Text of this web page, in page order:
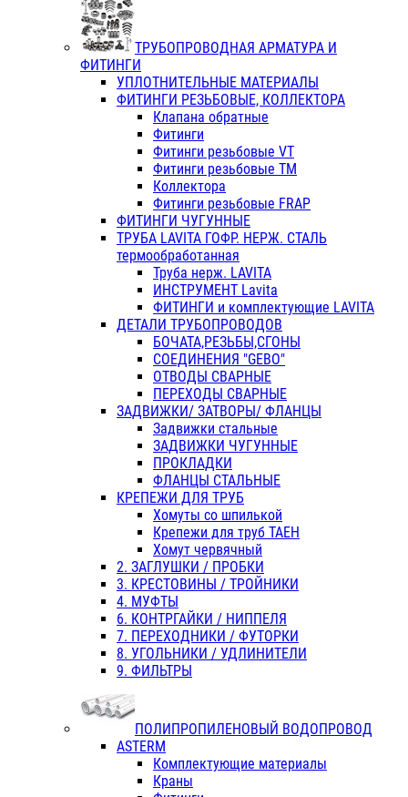
ТРУБОПРОВОДНАЯ АРМАТУРА И
ФИТИНГИ
УПЛОТНИТЕЛЬНЫЕ МАТЕРИАЛЫ
ФИТИНГИ РЕЗЬБОВЫЕ, КОЛЛЕКТОРА
Клапана обратные
Фитинги
Фитинги резьбовые VT
Фитинги резьбовые ТМ
Коллектора
Фитинги резьбовые FRAP
ФИТИНГИ ЧУГУННЫЕ
ТРУБА LAVITA ГОФР. НЕРЖ. СТАЛЬ
термообработанная
Труба нерж. LAVITA
ИНСТРУМЕНТ Lavita
ФИТИНГИ и комплектующие LAVITA
ДЕТАЛИ ТРУБОПРОВОДОВ
БОЧАТА,РЕЗЬБЫ,СГОНЫ
СОЕДИНЕНИЯ "GEBO"
ОТВОДЫ СВАРНЫЕ
ПЕРЕХОДЫ СВАРНЫЕ
ЗАДВИЖКИ/ ЗАТВОРЫ/ ФЛАНЦЫ
Задвижки стальные
ЗАДВИЖКИ ЧУГУННЫЕ
ПРОКЛАДКИ
ФЛАНЦЫ СТАЛЬНЫЕ
КРЕПЕЖИ ДЛЯ ТРУБ
Хомуты со шпилькой
Крепежи для труб ТАЕН
Хомут червячный
2. ЗАГЛУШКИ / ПРОБКИ
3. КРЕСТОВИНЫ / ТРОЙНИКИ
4. МУФТЫ
6. КОНТРГАЙКИ / НИППЕЛЯ
7. ПЕРЕХОДНИКИ / ФУТОРКИ
8. УГОЛЬНИКИ / УДЛИНИТЕЛИ
9. ФИЛЬТРЫ
ПОЛИПРОПИЛЕНОВЫЙ ВОДОПРОВОД
ASTERM
Комплектующие материалы
Краны